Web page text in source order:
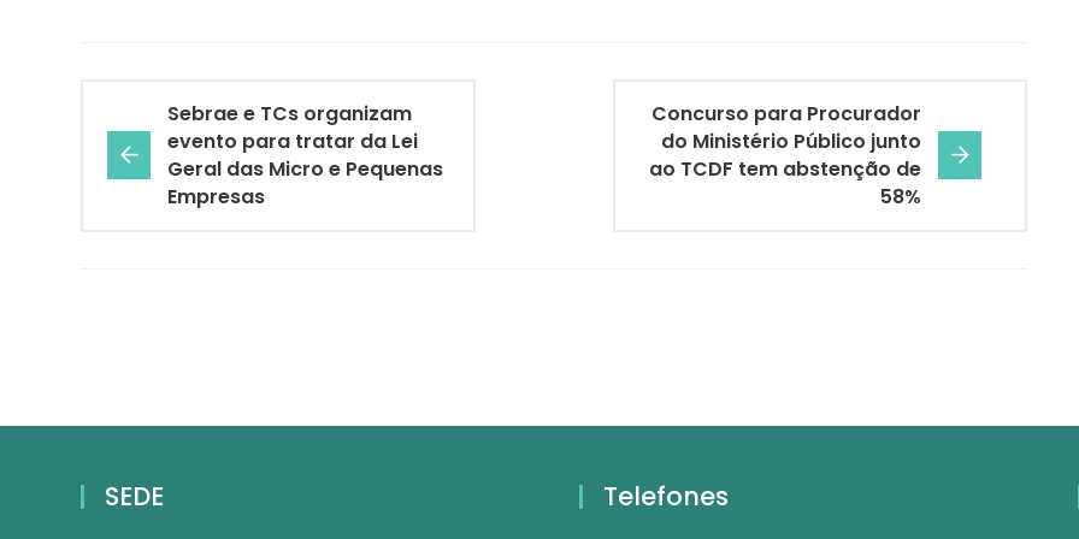
Sebrae e TCs organizam
evento para tratar da Lei
Geral das Micro e Pequenas
Empresas
Concurso para Procurador
do Ministério Público junto
ao TCDF tem abstenção de
58%
SEDE Telefones